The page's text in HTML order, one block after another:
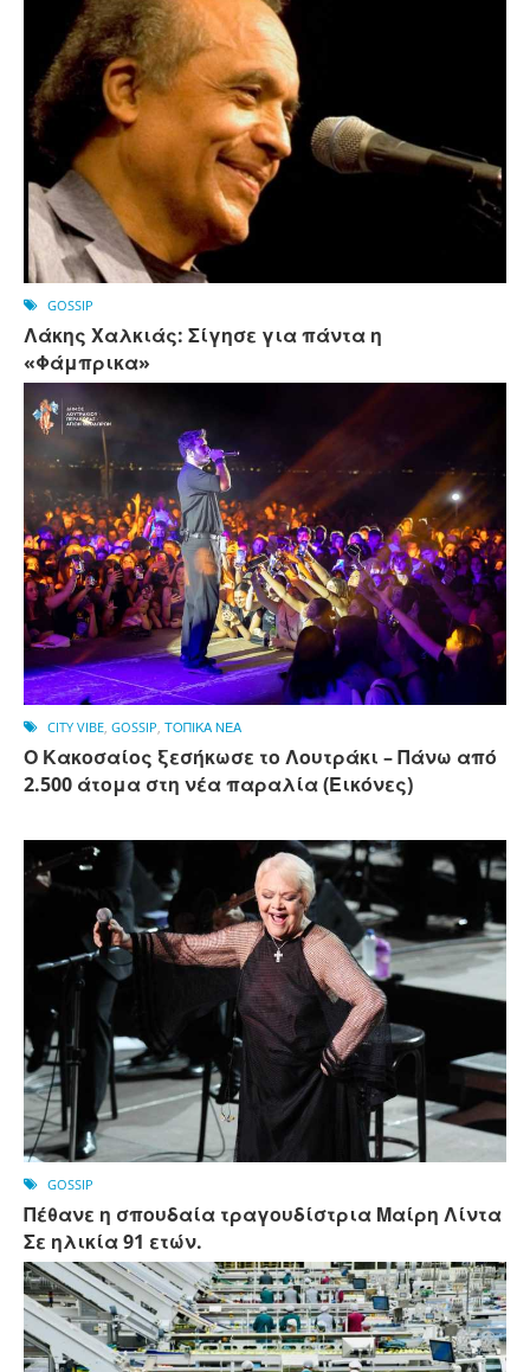
GOSSIP
Λάκης Χαλκιάς: Σίγησε για πάντα η
«Φάμπρικα»
CITY VIBE, GOSSIP, ΤΟΠΙΚΑ ΝΕΑ
Ο Κακοσαίος ξεσήκωσε το Λουτράκι – Πάνω από
2.500 άτομα στη νέα παραλία (Εικόνες)
GOSSIP
Πέθανε η σπουδαία τραγουδίστρια Μαίρη Λίντα
Σε ηλικία 91 ετών.